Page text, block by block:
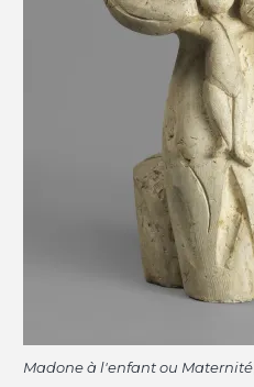
Madone à l'enfant ou Maternité